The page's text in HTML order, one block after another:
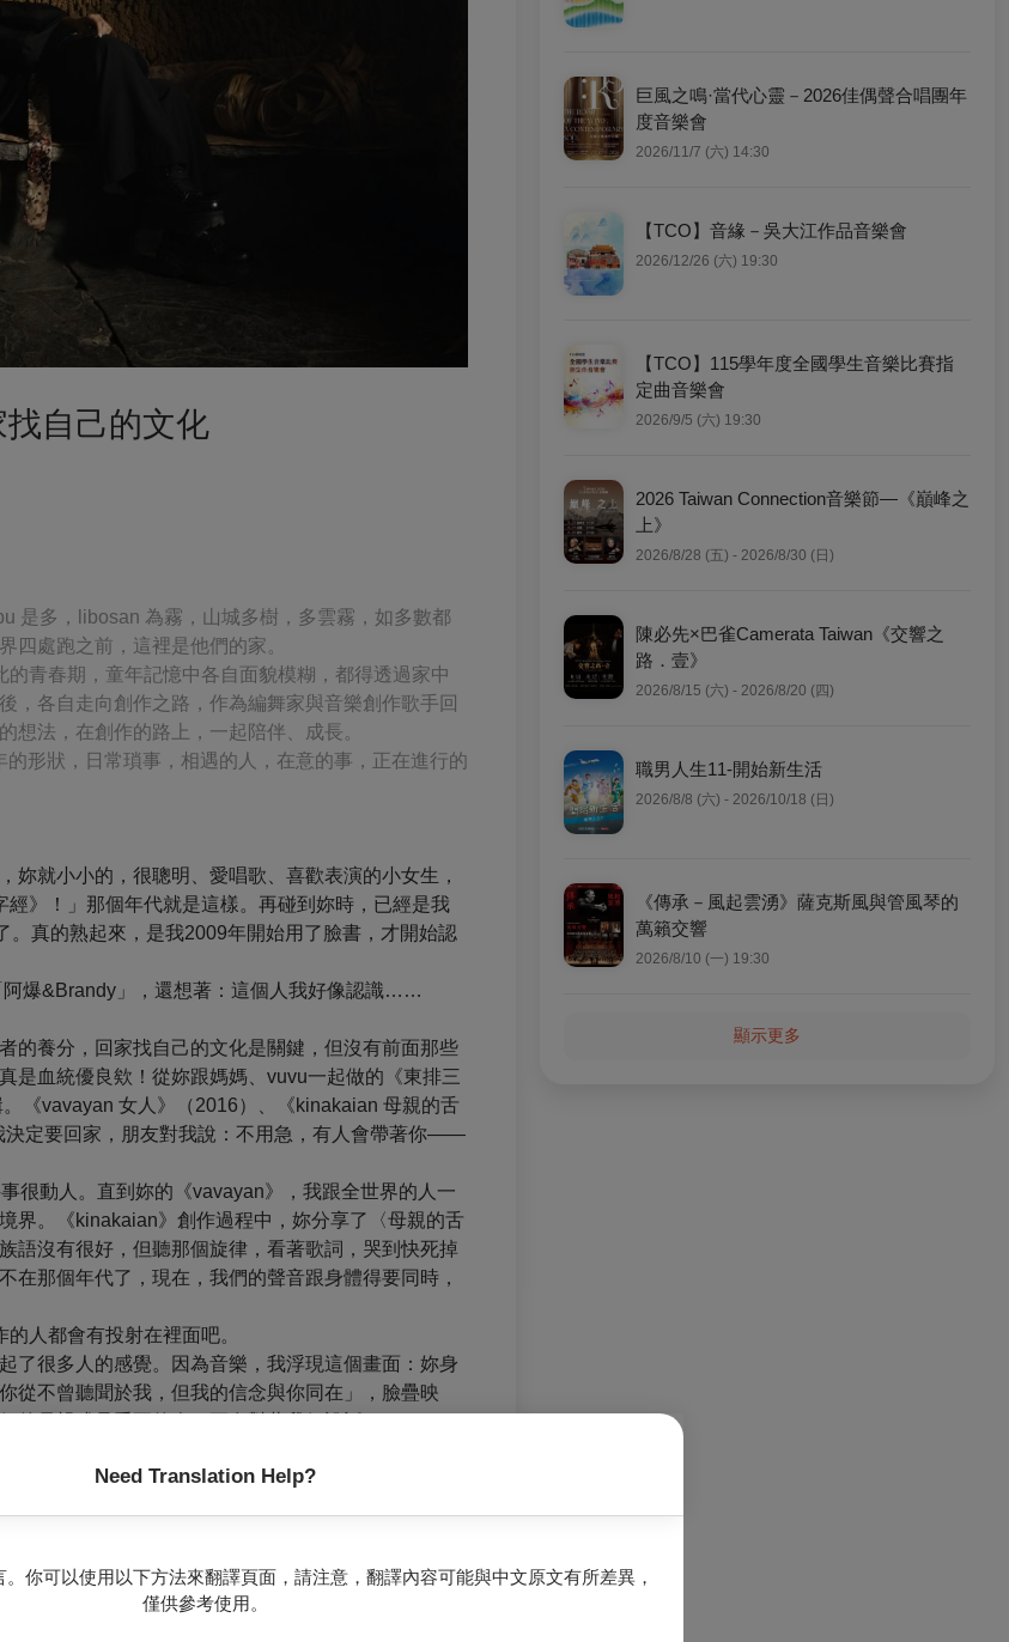
Need Translation Help?
你可以使用以下方法來翻譯頁面，請注意，翻譯內容可能與中文原文有所差異，
僅供參考使用。
自己的文化
是多，libosan 為霧，山城多樹，多雲霧，如多數都
四處跑之前，這裡是他們的家。
青春期，童年記憶中各自面貌模糊，都得透過家中
，各自走向創作之路，作為編舞家與音樂創作歌手回
想法，在創作的路上，一起陪伴、成長。
形狀，日常瑣事，相遇的人，在意的事，正在進行的
就小小的，很聰明、愛唱歌、喜歡表演的小女生，
》！」那個年代就是這樣。再碰到妳時，已經是我
真的熟起來，是我2009年開始用了臉書，才開始認
爆&Brandy」，還想著：這個人我好像認識……
養分，回家找自己的文化是關鍵，但沒有前面那些
是血統優良欸！從妳跟媽媽、vuvu一起做的《東排三
《vavayan 女人》（2016）、《kinakaian 母親的舌
決定要回家，朋友對我說：不用急，有人會帶著你——
很動人。直到妳的《vavayan》，我跟全世界的人一
界。《kinakaian》創作過程中，妳分享了〈母親的舌
語沒有很好，但聽那個旋律，看著歌詞，哭到快死掉
那個年代了，現在，我們的聲音跟身體得要同時，
人都會有投射在裡面吧。
了很多人的感覺。因為音樂，我浮現這個畫面：妳身
不曾聽聞於我，但我的信念與你同在」，臉疊映
母親或是重要的人，正在對著我們說話。
處，長輩們感情都很好。我以前不知道有這樣的一
哥在國外，有很多……「很嚴重的」照片（布拉大
。比較熟，真的是你回來以後，發表作品邀家人去
慣我們會睡著了。（大笑）我還記得舞台上，水倒
雲門春鬥駐團編舞作品。
巨風之鳴·當代心靈－2026佳偶聲合唱團年
度音樂會
2026/11/7 (六) 14:30
【TCO】音緣－吳大江作品音樂會
2026/12/26 (六) 19:30
【TCO】115學年度全國學生音樂比賽指
定曲音樂會
2026/9/5 (六) 19:30
2026 Taiwan Connection音樂節—《巔峰之
上》
2026/8/28 (五) - 2026/8/30 (日)
陳必先×巴雀Camerata Taiwan《交響之
路．壹》
2026/8/15 (六) - 2026/8/20 (四)
職男人生11-開始新生活
2026/8/8 (六) - 2026/10/18 (日)
《傳承－風起雲湧》薩克斯風與管風琴的
萬籟交響
2026/8/10 (一) 19:30
顯示更多